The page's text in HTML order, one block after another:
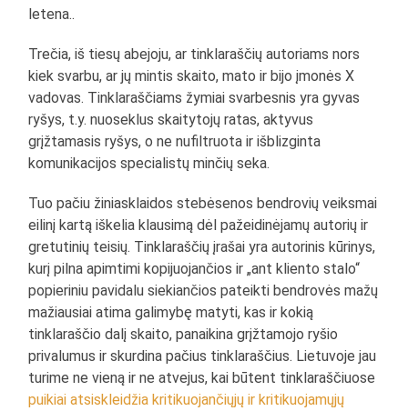
letena..
Trečia, iš tiesų abejoju, ar tinklaraščių autoriams nors
kiek svarbu, ar jų mintis skaito, mato ir bijo įmonės X
vadovas. Tinklaraščiams žymiai svarbesnis yra gyvas
ryšys, t.y. nuoseklus skaitytojų ratas, aktyvus
grįžtamasis ryšys, o ne nufiltruota ir išblizginta
komunikacijos specialistų minčių seka.
Tuo pačiu žiniasklaidos stebėsenos bendrovių veiksmai
eilinį kartą iškelia klausimą dėl pažeidinėjamų autorių ir
gretutinių teisių. Tinklaraščių įrašai yra autorinis kūrinys,
kurį pilna apimtimi kopijuojančios ir „ant kliento stalo“
popieriniu pavidalu siekiančios pateikti bendrovės mažų
mažiausiai atima galimybę matyti, kas ir kokią
tinklaraščio dalį skaito, panaikina grįžtamojo ryšio
privalumus ir skurdina pačius tinklaraščius. Lietuvoje jau
turime ne vieną ir ne atvejus, kai būtent tinklaraščiuose
puikiai atsiskleidžia kritikuojančiųjų ir kritikuojamųjų